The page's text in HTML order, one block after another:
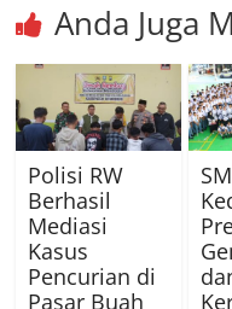
Anda Juga
Polisi RW
Berhasil
Mediasi
Kasus
Pencurian di
Pasar Buah